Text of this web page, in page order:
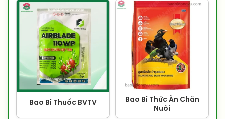
Bao Bì Thuốc BVTV
Bao Bì Thức Ăn Chăn
Nuôi